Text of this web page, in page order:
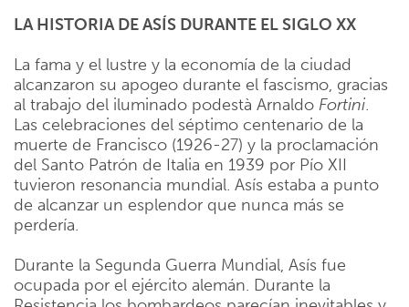
LA HISTORIA DE ASÍS DURANTE EL SIGLO XX
La fama y el lustre y la economía de la ciudad
alcanzaron su apogeo durante el fascismo, gracias
al trabajo del iluminado podestà Arnaldo Fortini.
Las celebraciones del séptimo centenario de la
muerte de Francisco (1926-27) y la proclamación
del Santo Patrón de Italia en 1939 por Pío XII
tuvieron resonancia mundial. Asís estaba a punto
de alcanzar un esplendor que nunca más se
perdería.
Durante la Segunda Guerra Mundial, Asís fue
ocupada por el ejército alemán. Durante la